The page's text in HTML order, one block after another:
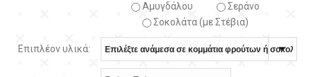
Αμυγδάλου
Σεράνο
Σοκολάτα (με Στέβια)
Επιπλέον υλικά: